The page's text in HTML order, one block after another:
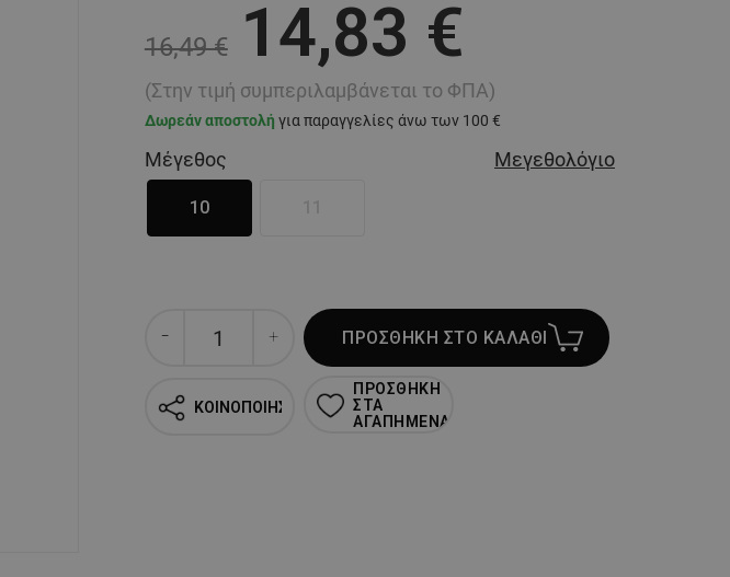
16,49 € 14,83 €
(Στην τιμή συμπεριλαμβάνεται το ΦΠΑ)
Δωρεάν αποστολή για παραγγελίες άνω των 100 €
Μέγεθος Μεγεθολόγιο
10
ΠΡΟΣΘΗΚΗ ΣΤΟ ΚΑΛΑΘΙ
ΚΟΙΝΟΠΟΙΗΣΗ
ΠΡΟΣΘΗΚΗ
ΣΤΑ
ΑΓΑΠΗΜΕΝΑ